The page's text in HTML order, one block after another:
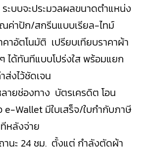
ะบบจะประมวลผลขนาดตำแหน่ง
ค่าปัก/สกรีนแบบเรียล-ไทม์
าอัตโนมัติ เปรียบเทียบราคาผ้า
ได้ทันทีแบบโปร่งใส พร้อมแยก
ส่งไว้ชัดเจน
ลายช่องทาง บัตรเครดิต โอน
Wallet มีใบเสร็จ/ใบกำกับภาษี
หลังจ่าย
นะ 24 ชม. ตั้งแต่ กำลังตัดผ้า